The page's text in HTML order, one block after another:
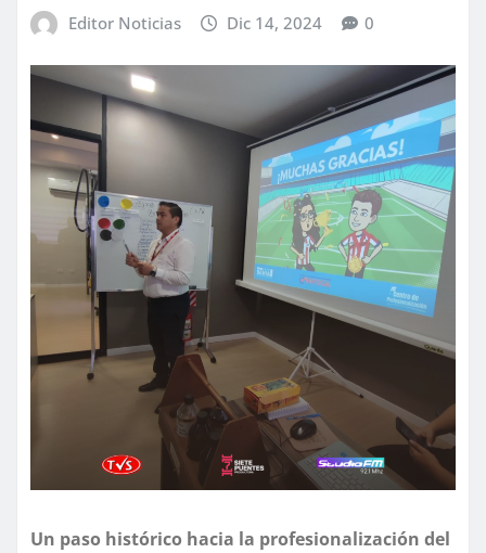
Editor Noticias Dic 14, 2024 0
Un paso histórico hacia la profesionalización del